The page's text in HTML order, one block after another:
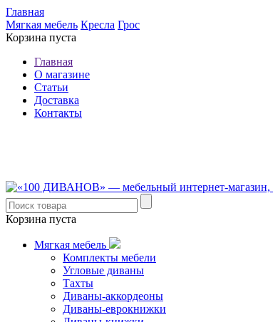
Главная
Мягкая мебель Кресла Грос
Корзина пуста
Главная
О магазине
Статьи
Доставка
Контакты
Корзина пуста
Мягкая мебель
Комплекты мебели
Угловые диваны
Тахты
Диваны-аккордеоны
Диваны-еврокнижки